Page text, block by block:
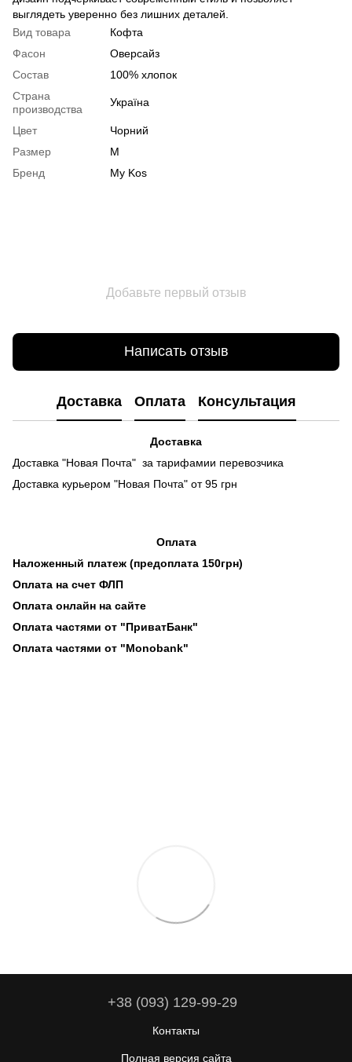
выглядеть уверенно без лишних деталей.
Вид товара
Кофта
Фасон
Оверсайз
Состав
100% хлопок
Страна
производства
Україна
Цвет
Чорний
Размер
M
Бренд
My Kos
Добавьте первый отзыв
Написать отзыв
Доставка Оплата Консультация
Доставка
Доставка "Новая Почта" за тарифамии перевозчика
Доставка курьером "Новая Почта" от 95 грн
Оплата
Наложенный платеж (предоплата 150грн)
Оплата на счет ФЛП
Оплата онлайн на сайте
Оплата частями от "ПриватБанк"
Оплата частями от "Monobank"
+38 (093) 129-99-29
Контакты
Полная версия сайта